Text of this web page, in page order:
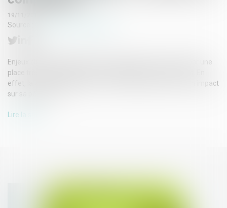
19/11/2019
Source :
Enjeux climatiques obligent, l’écologie commence à occuper une
place très importante dans la comptabilité des entreprises. En
effet, la « dette écologique » d’une entreprise peut avoir un impact
sur sa pérennité...
Lire la suite